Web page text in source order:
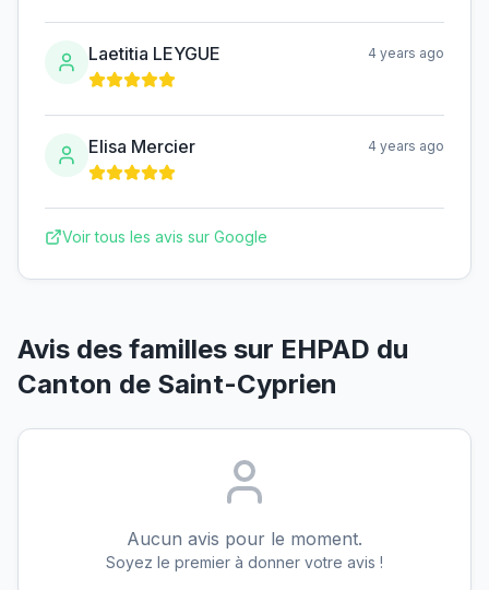
Laetitia LEYGUE 4 years ago
Elisa Mercier 4 years ago
Voir tous les avis sur Google
Avis des familles sur EHPAD du
Canton de Saint-Cyprien
Aucun avis pour le moment.
Soyez le premier à donner votre avis !